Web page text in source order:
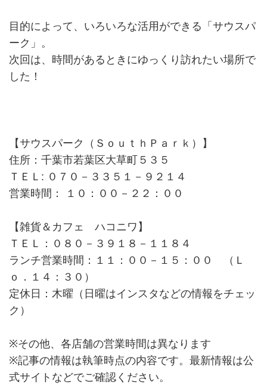
目的によって、いろいろな活用ができる「サウスパ
ーク」。
次回は、時間があるときにゆっくり訪れたい場所で
した！
【サウスパーク（ＳｏｕｔｈＰａｒｋ）】
住所：千葉市若葉区大草町５３５
ＴＥＬ: ０７０－３３５１－９２１４
営業時間： １０：００－２２：００
【雑貨＆カフェ ハコニワ】
ＴＥＬ：０８０－３９１８－１１８４
ランチ営業時間：１１：００－１５：００ （Ｌ
ｏ．１４：３０）
定休日：木曜（日曜はインスタなどの情報をチェッ
ク）
※その他、各店舗の営業時間は異なります
※記事の情報は執筆時点の内容です。最新情報は公
式サイトなどでご確認ください。